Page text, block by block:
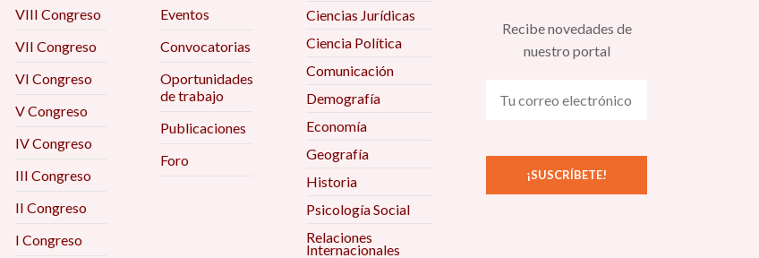
VIII Congreso
VII Congreso
VI Congreso
V Congreso
IV Congreso
III Congreso
II Congreso
I Congreso
Eventos
Convocatorias
Oportunidades
de trabajo
Publicaciones
Foro
Ciencias Jurídicas
Ciencia Política
Comunicación
Demografía
Economía
Geografía
Historia
Psicología Social
Relaciones
Internacionales
Recibe novedades de
nuestro portal